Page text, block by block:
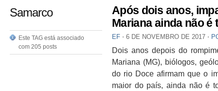
Samarco
Este TAG está associado
com 205 posts
Após dois anos,
Mariana ainda não
EF ⋅ 6 DE NOVEMBRO DE 2017 ⋅
Dois anos depois do
Mariana (MG), biólogos,
do rio Doce afirmam que o
maior do país, ainda não é